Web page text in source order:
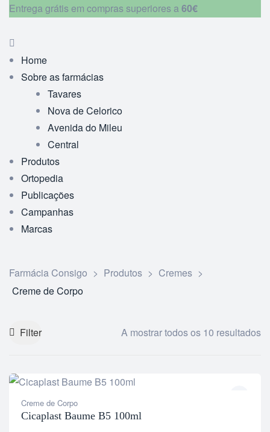
Entrega grátis em compras superiores a60€
Home
Sobre as farmácias
Tavares
Nova de Celorico
Avenida do Mileu
Central
Produtos
Ortopedia
Publicações
Campanhas
Marcas
Farmácia Consigo > Produtos > Cremes >
Creme de Corpo
Filter A mostrar todos os 10 resultados
Creme de Corpo
Cicaplast Baume B5 100ml